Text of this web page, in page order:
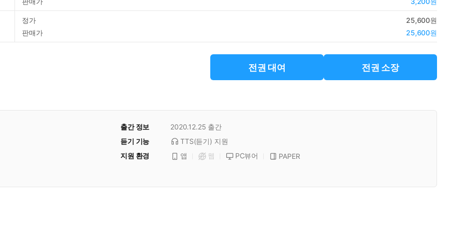
정가
25,600원
판매가
25,600원
전권 대여 전권 소장
출간 정보 2020.12.25 출간
듣기 기능
TTS(듣기) 지원
지원 환경
앱 웹 PC뷰어 PAPER